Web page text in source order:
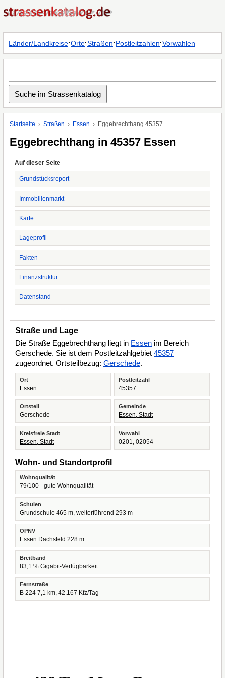
Länder/Landkreise·Orte·Straßen·Postleitzahlen·Vorwahlen
Startseite Straßen Essen Eggebrechthang 45357
Eggebrechthang in 45357 Essen
Auf dieser Seite
Grundstücksreport
Immobilienmarkt
Karte
Lageprofil
Fakten
Finanzstruktur
Datenstand
Straße und Lage
Die Straße Eggebrechthang liegt in Essen im Bereich
Gerschede. Sie ist dem Postleitzahlgebiet 45357
zugeordnet. Ortsteilbezug: Gerschede.
Ort
Essen
Postleitzahl
45357
Ortsteil
Gerschede
Gemeinde
Essen, Stadt
Kreisfreie Stadt
Essen, Stadt
Vorwahl
0201, 02054
Wohn- und Standortprofil
Wohnqualität
79/100 - gute Wohnqualität
Schulen
Grundschule 465 m, weiterführend 293 m
ÖPNV
Essen Dachsfeld 228 m
Breitband
83,1 % Gigabit-Verfügbarkeit
Fernstraße
B 224 7,1 km, 42.167 Kfz/Tag